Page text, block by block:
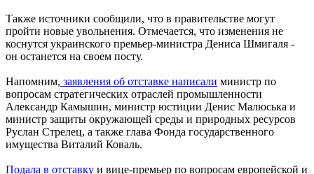
Также источники сообщили, что в правительстве могут
пройти новые увольнения. Отмечается, что изменения не
коснутся украинского премьер-министра Дениса Шмигаля -
он останется на своем посту.
Напомним, заявления об отставке написали министр по
вопросам стратегических отраслей промышленности
Александр Камышин, министр юстиции Денис Малюська и
министр защиты окружающей среды и природных ресурсов
Руслан Стрелец, а также глава Фонда государственного
имущества Виталий Коваль.
Подала в отставку и вице-премьер по вопросам европейской и